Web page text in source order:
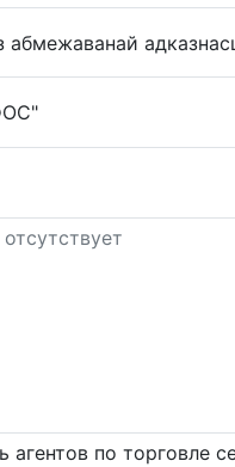
абмежаванай
агентов по торговле